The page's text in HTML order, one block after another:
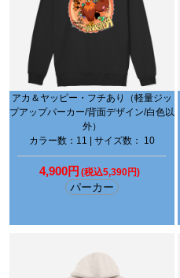
アカ＆ヤッピー・フチあり（軽量ジッ
プアップパーカー/背面デザイン/白色以
外）
カラー数：11 | サイズ数： 10
4,900円 (税込5,390円)
パーカー